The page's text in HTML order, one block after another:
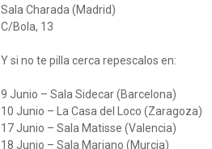
Sala Charada (Madrid)
C/Bola, 13
Y si no te pilla cerca repescalos en:
9 Junio – Sala Sidecar (Barcelona)
10 Junio – La Casa del Loco (Zaragoza)
17 Junio – Sala Matisse (Valencia)
18 Junio – Sala Mariano (Murcia)